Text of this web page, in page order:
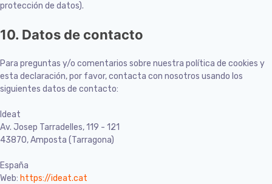
protección de datos).
10. Datos de contacto
Para preguntas y/o comentarios sobre nuestra política de cookies y
esta declaración, por favor, contacta con nosotros usando los
siguientes datos de contacto:
Ideat
Av. Josep Tarradelles, 119 - 121
43870, Amposta (Tarragona)
España
Web: https://ideat.cat